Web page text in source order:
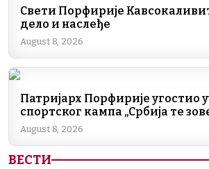
b
o
o
dI
n
a
Свети Порфирије
дело и наслеђе
August 8, 2026
Патријарх Порфирије угостио
спортског кампа „Србија те
August 8, 2026
ВЕСТИ